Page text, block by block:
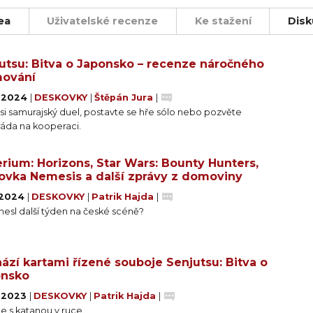
přechytračení a porážce protivníků v rychlých,
rozsáhlé možnosti úprav balíčků karet a
klání. V balení najdete také kooperativní
poražený?
kolech a každý hráč ovládá jednoho samuraje. Z
které budete později hrát. Vybranou kartu
lícem vzhůru a zjistíte, jakou akci postavy v
útokům. Úspěšné útoky způsobí protivníkovi
protivník je
Uživatelské recenze Ke stažení
Bitva o Japonsko – recenze náročného
2024 DESKOVKY Štěpán Jura
samurajský duel, postavte se hře sólo nebo pozvěte
na kooperaci.
Horizons, Star Wars: Bounty Hunters,
Nemesis a další zprávy z domoviny
DESKOVKY Patrik Hajda
další týden na české scéně?
kartami řízené souboje Senjutsu: Bitva o
2023 DESKOVKY Patrik Hajda
s katanou v ruce.